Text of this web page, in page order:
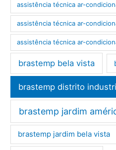
assistência técnica ar-
assistência técnica ar-
assistência técnica ar-
brastemp bela vista
brastemp distrito
brastemp jardim
brastemp jardim bela vista